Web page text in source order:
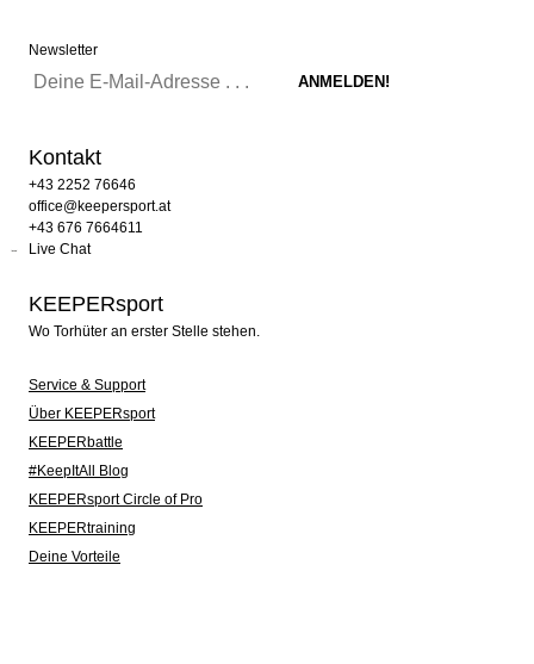
Newsletter
Kontakt
+43 2252 76646
office@keepersport.at
+43 676 7664611
Live Chat
KEEPERsport
Wo Torhüter an erster Stelle stehen.
Service & Support
Über KEEPERsport
KEEPERbattle
#KeepItAll Blog
KEEPERsport Circle of Pro
KEEPERtraining
Deine Vorteile